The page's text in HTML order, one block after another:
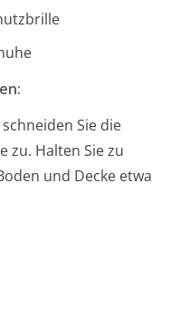
Sie die
zu. Halten Sie zu
und Decke etwa